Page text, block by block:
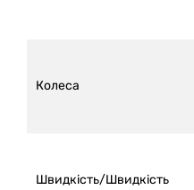
Колеса
Швидкість/Швидкість